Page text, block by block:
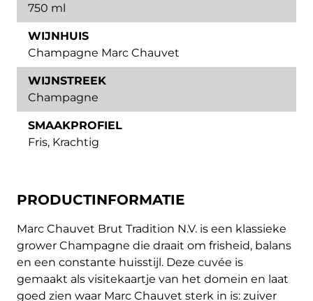
750 ml
WIJNHUIS
Champagne Marc Chauvet
WIJNSTREEK
Champagne
SMAAKPROFIEL
Fris, Krachtig
PRODUCTINFORMATIE
Marc Chauvet Brut Tradition N.V. is een klassieke
grower Champagne die draait om frisheid, balans
en een constante huisstijl. Deze cuvée is
gemaakt als visitekaartje van het domein en laat
goed zien waar Marc Chauvet sterk in is: zuiver